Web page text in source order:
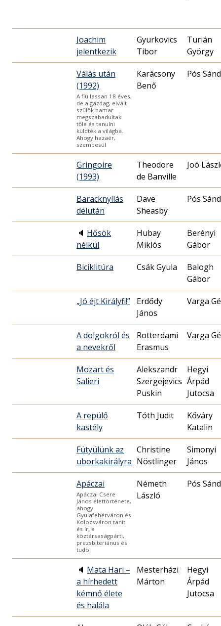
Joachim
jelentkezik
Gyurkovics
Tibor
Turián
György
Válás után
(1992)
A fiú lassan 18 éves,
de a gazdag, elvált
szülők hamar
megszabadultak
tőle és tanulni
küldték a világba.
Ahogy hazaér,
szembesül
Karácsony
Benő
Pós
Gringoire
(1993)
Theodore
de Banville
Joó
Baracknyílás
délután
Dave
Sheasby
Pós
🔈 Hősök
nélkül
Hubay
Miklós
Berényi
Gábor
Biciklitúra Csák Gyula
Balogh
Gábor
„Jó éjt Királyfi!”
Erdődy
János
Varga
A dolgokról és
a nevekről
Rotterdami
Erasmus
Varga
Mozart és
Salieri
Alekszandr
Szergejevics
Puskin
Hegyi
Árpád
Jutocsa
A repülő
kastély
Tóth Judit
Kőváry
Katalin
Fütyülünk az
uborkakirályra
Christine
Nöstlinger
Simonyi
János
Apáczai
Apáczai Csere
János élettörténete,
ahogy
Gyulafehérváron és
Kolozsváron tanít
és ír, a
köztársaságpárti,
prezsbiteriánus és
tudo
Németh
László
Pós
🔈 Mata Hari –
a hírhedett
kémnő élete
és halála
Mesterházi
Márton
Hegyi
Árpád
Jutocsa